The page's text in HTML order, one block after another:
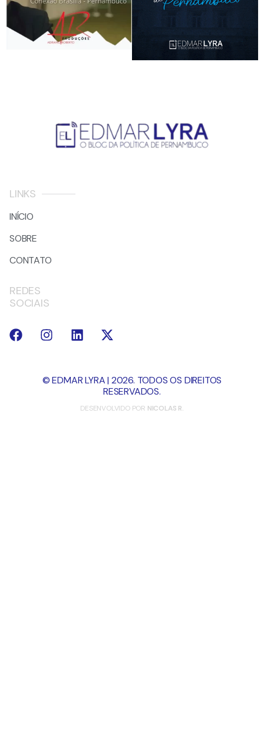
LINKS
INÍCIO
SOBRE
CONTATO
REDES
SOCIAIS
© EDMAR LYRA | 2026. TODOS OS DIREITOS
RESERVADOS.
DESENVOLVIDO POR NICOLAS R.